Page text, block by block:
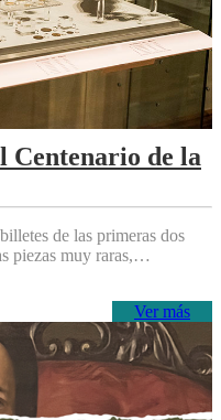
Centenario de la
de las primeras dos
piezas muy raras,…
Ver más